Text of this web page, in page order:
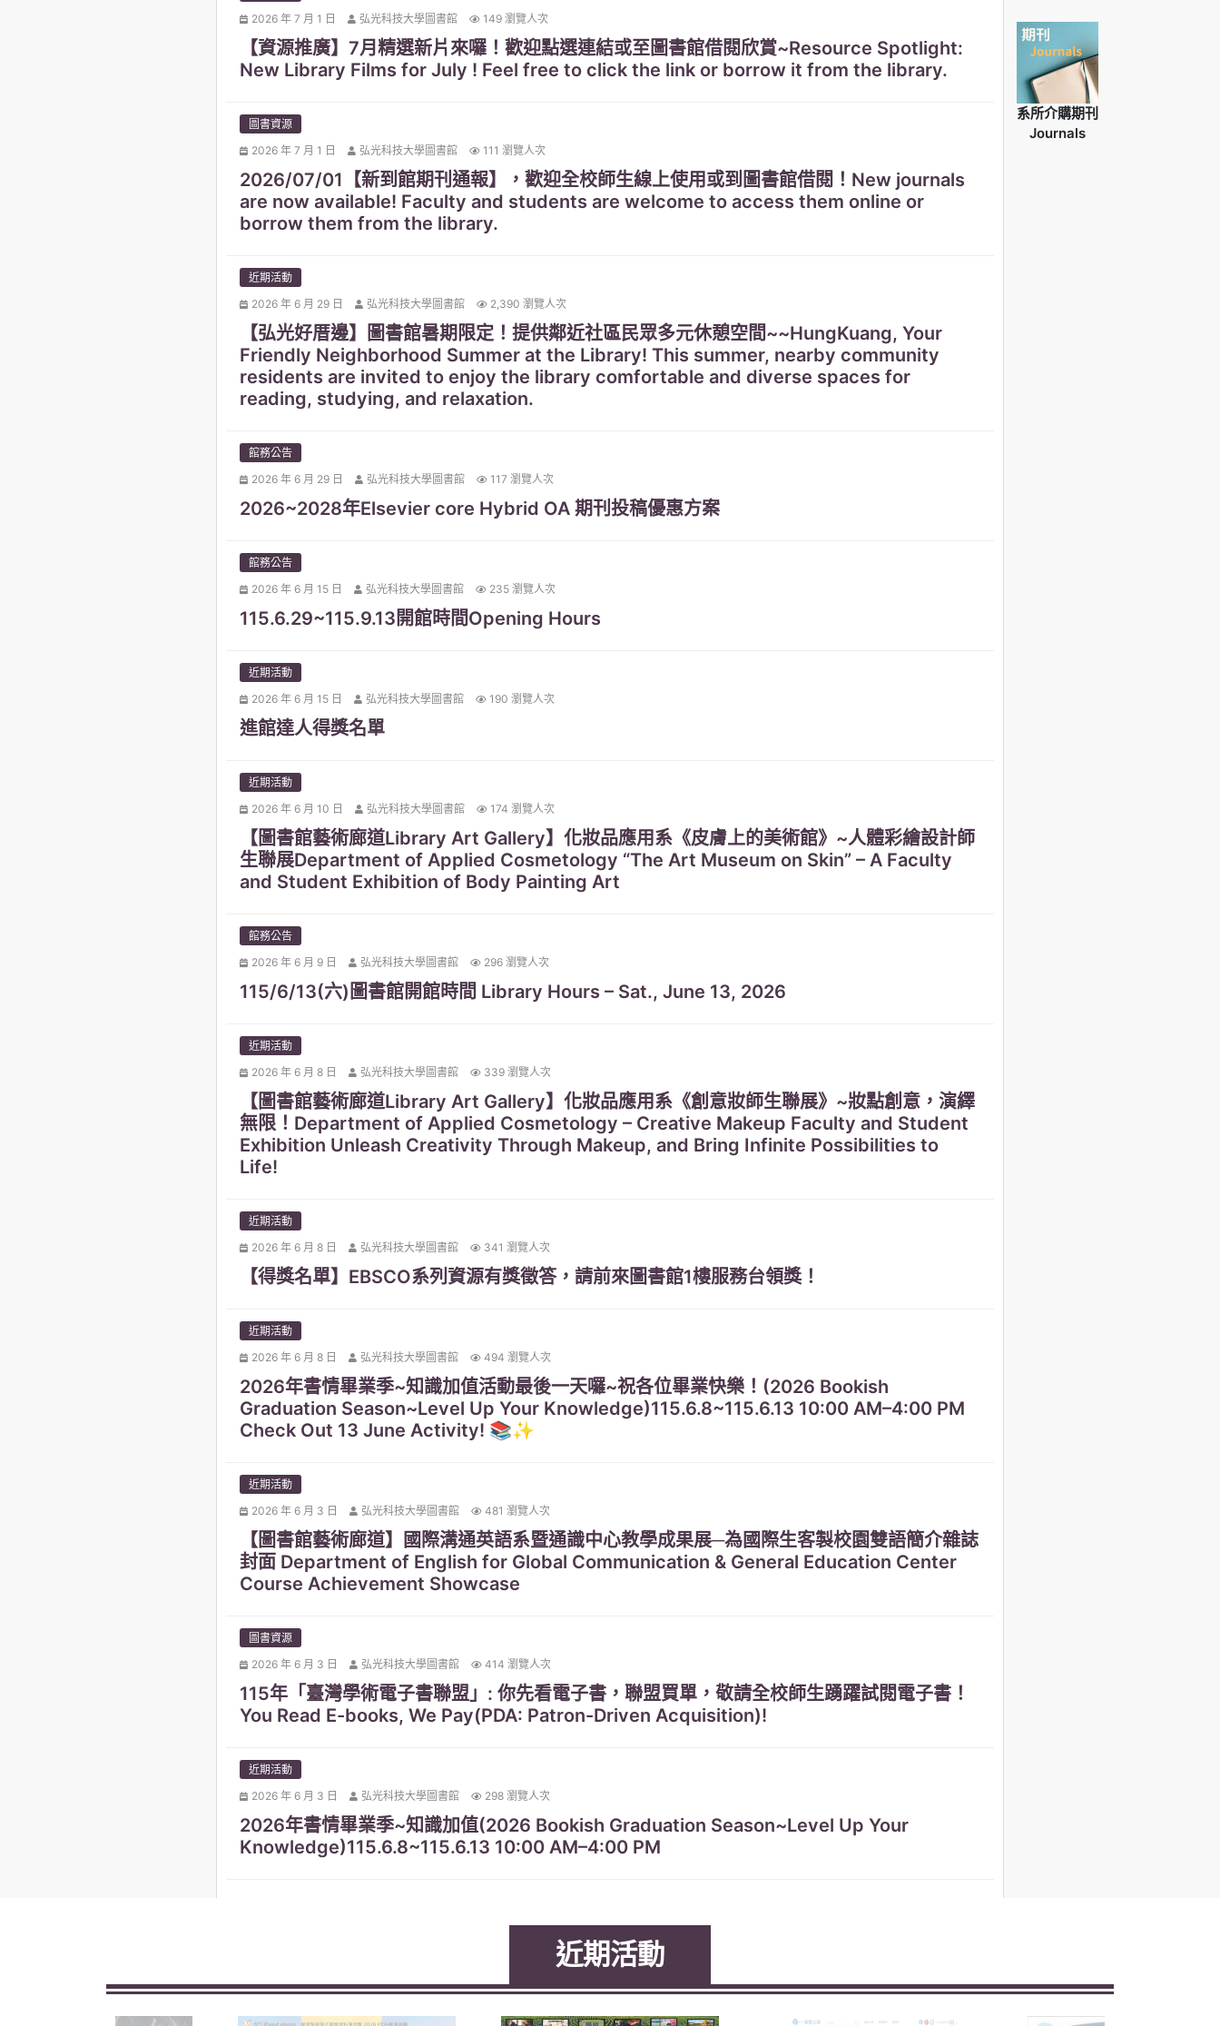
2026 年 7 月 1 日
弘光科技大學圖書館 149 瀏覽人次
【資源推廣】7月精選新片來囉！歡迎點選連結或至圖書館借閱欣賞~Resource Spotlight:
New Library Films for July ! Feel free to click the link or borrow it from the library.
圖書資源
2026 年 7 月 1 日
弘光科技大學圖書館 111 瀏覽人次
2026/07/01【新到館期刊通報】，歡迎全校師生線上使用或到圖書館借閱！New journals
are now available! Faculty and students are welcome to access them online or
borrow them from the library.
近期活動
2026 年 6 月 29 日
弘光科技大學圖書館 2,390 瀏覽人次
【弘光好厝邊】圖書館暑期限定！提供鄰近社區民眾多元休憩空間~~HungKuang, Your
Friendly Neighborhood Summer at the Library! This summer, nearby community
residents are invited to enjoy the library comfortable and diverse spaces for
reading, studying, and relaxation.
館務公告
2026 年 6 月 29 日
弘光科技大學圖書館 117 瀏覽人次
2026~2028年Elsevier core Hybrid OA 期刊投稿優惠方案
館務公告
2026 年 6 月 15 日
弘光科技大學圖書館 235 瀏覽人次
115.6.29~115.9.13開館時間Opening Hours
近期活動
2026 年 6 月 15 日
弘光科技大學圖書館 190 瀏覽人次
進館達人得獎名單
近期活動
2026 年 6 月 10 日
弘光科技大學圖書館 174 瀏覽人次
【圖書館藝術廊道Library Art Gallery】化妝品應用系《皮膚上的美術館》~人體彩繪設計師
生聯展Department of Applied Cosmetology “The Art Museum on Skin” – A Faculty
and Student Exhibition of Body Painting Art
館務公告
2026 年 6 月 9 日
弘光科技大學圖書館 296 瀏覽人次
115/6/13(六)圖書館開館時間 Library Hours – Sat., June 13, 2026
近期活動
2026 年 6 月 8 日
弘光科技大學圖書館 339 瀏覽人次
【圖書館藝術廊道Library Art Gallery】化妝品應用系《創意妝師生聯展》~妝點創意，演繹
無限！Department of Applied Cosmetology – Creative Makeup Faculty and Student
Exhibition Unleash Creativity Through Makeup, and Bring Infinite Possibilities to
Life!
近期活動
2026 年 6 月 8 日
弘光科技大學圖書館 341 瀏覽人次
【得獎名單】EBSCO系列資源有獎徵答，請前來圖書館1樓服務台領獎！
近期活動
2026 年 6 月 8 日
弘光科技大學圖書館 494 瀏覽人次
2026年書情畢業季~知識加值活動最後一天囉~祝各位畢業快樂！(2026 Bookish
Graduation Season~Level Up Your Knowledge)115.6.8~115.6.13 10:00 AM–4:00 PM
Check Out 13 June Activity! 📚✨
近期活動
2026 年 6 月 3 日
弘光科技大學圖書館 481 瀏覽人次
【圖書館藝術廊道】國際溝通英語系暨通識中心教學成果展─為國際生客製校園雙語簡介雜誌
封面 Department of English for Global Communication & General Education Center
Course Achievement Showcase
圖書資源
2026 年 6 月 3 日
弘光科技大學圖書館 414 瀏覽人次
115年「臺灣學術電子書聯盟」: 你先看電子書，聯盟買單，敬請全校師生踴躍試閱電子書！
You Read E-books, We Pay(PDA: Patron-Driven Acquisition)!
近期活動
2026 年 6 月 3 日
弘光科技大學圖書館 298 瀏覽人次
2026年書情畢業季~知識加值(2026 Bookish Graduation Season~Level Up Your
Knowledge)115.6.8~115.6.13 10:00 AM–4:00 PM
系所介購期刊
Journals
近期活動